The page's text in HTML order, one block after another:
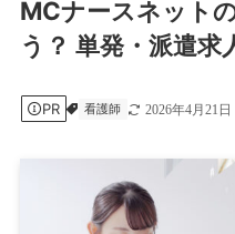
MCナースネット
う？ 単発・派遣
PR 看護師 2026年4月21日